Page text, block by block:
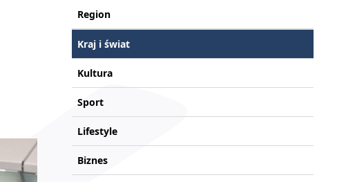
Region
Kraj i świat
Kultura
Sport
Lifestyle
Biznes